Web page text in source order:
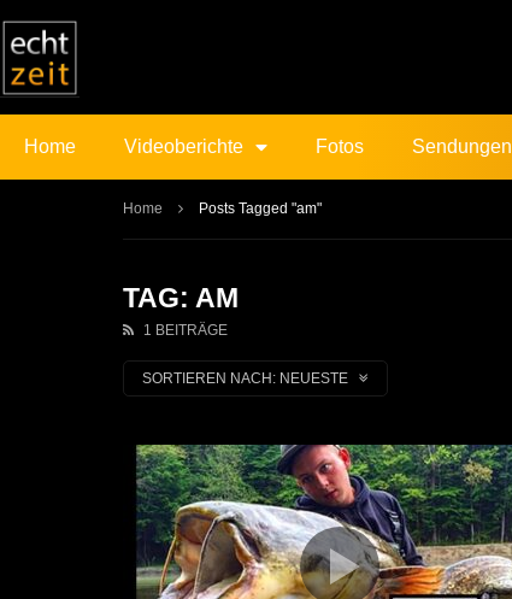
Home Videoberichte Fotos Sendungen
Home Posts Tagged "am"
TAG: AM
1 BEITRÄGE
SORTIEREN NACH: NEUESTE